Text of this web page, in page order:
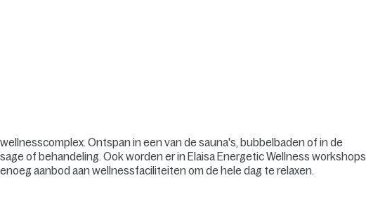
Ontspan in een van de sauna's, bubbelbaden of in de
of behandeling. Ook worden er in Elaisa Energetic Wellness workshops
aanbod aan wellnessfaciliteiten om de hele dag te relaxen.